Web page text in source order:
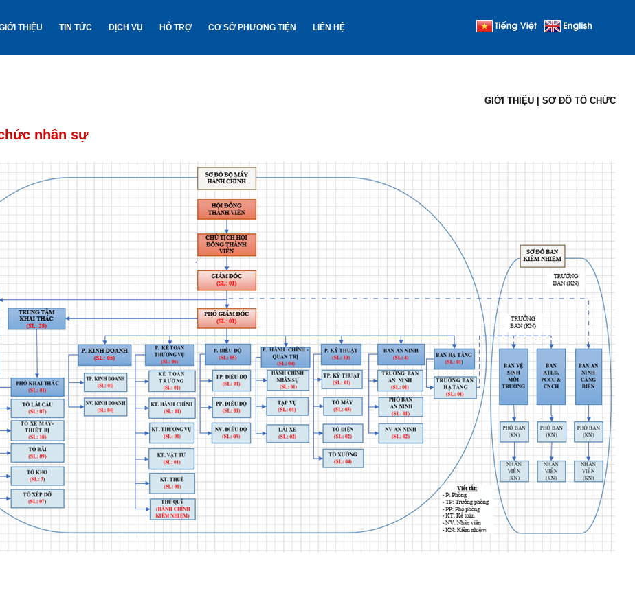
THIỆU TIN TỨC DỊCH VỤ HỖ TRỢ CƠ SỞ PHƯƠNG TIỆN LIÊN HỆ
GIỚI THIỆU | SƠ ĐỒ TỔ CHỨC
nhân sự